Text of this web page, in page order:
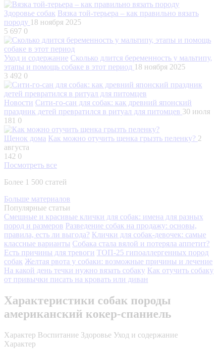
Здоровье собак Вязка той-терьера – как правильно вязать
породу 18 ноября 2025
5 697 0
Уход и содержание Сколько длится беременность у мальтипу,
этапы и помощь собаке в этот период 18 ноября 2025
3 492 0
Новости Сити-го-сан для собак: как древний японский
праздник детей превратился в ритуал для питомцев 30 июля
181 0
Щенок дома Как можно отучить щенка грызть пеленку? 2
августа
142 0
Посмотреть все
Более 1 500 статей
Больше материалов
Популярные статьи
Смешные и красивые клички для собак: имена для разных
пород и размеров Разведение собак на продажу: основы,
правила, есть ли выгода? Клички для собак-девочек: самые
классные варианты Собака стала вялой и потеряла аппетит?
Есть причины для тревоги ТОП-25 гипоаллергенных пород
собак Желтая рвота у собаки: возможные причины и лечение
На какой день течки нужно вязать собаку Как отучить собаку
от привычки писать на кровать или диван
Характеристики собак породы
американский кокер-спаниель
Характер Воспитание Здоровье Уход и содержание
Характер